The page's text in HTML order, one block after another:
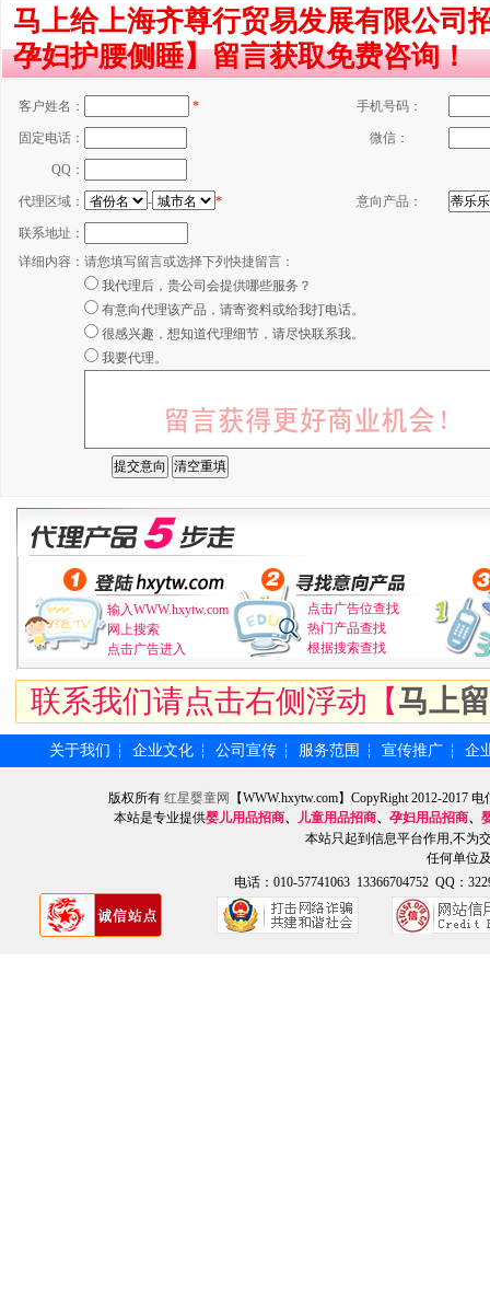
马上给上海齐尊行贸易发展有限公司
孕妇护腰侧睡】留言获取免费咨询！
客户姓名： * 手机号码：
固定电话： 微信：
QQ：
代理区域： - * 意向产品：
联系地址：
详细内容： 请您填写留言或选择下列快捷留言：
我代理后，贵公司会提供哪些服务？
有意向代理该产品，请寄资料或给我打电话。
很感兴趣，想知道代理细节，请尽快联系我。
我要代理。
输入WWW.hxytw.com
网上搜索
点击广告进入
点击广告位查找
热门产品查找
根据搜索查找
联系我们请点击右侧浮动【马上
关于我们 ┆ 企业文化 ┆ 公司宣传 ┆ 服务范围 ┆ 宣传推广 ┆ 企
版权所有 红星婴童网
【WWW.hxytw.com】CopyRight 2012-2017
本站是专业提供婴儿用品招商、 儿童用品招商、 孕妇用品招商、
本站只起到信息平台作用,不为
任何单位
电话：010-57741063 13366704752 QQ：